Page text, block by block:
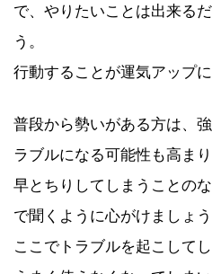
で、やりたいことは出来る
う。
行動することが運気アップ
普段から勢いがある方は、
ラブルになる可能性も高まり
早とちりしてしまうことの
で聞くように心がけましょう
ここでトラブルを起こして